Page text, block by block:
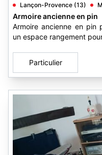
Lançon-Provence (13)
Armoire ancienne en pin
Armoire ancienne en pin
un espace rangement
Particulier